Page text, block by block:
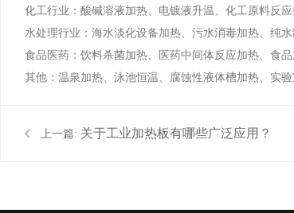
化工行业：酸碱溶液加热、电镀液升温、化工原料反应
水处理行业：海水淡化设备加热、污水消毒加热、纯水
食品医药：饮料杀菌加热、医药中间体反应加热、食品
其他：温泉加热、泳池恒温、腐蚀性液体槽加热、实验
上一篇: 关于工业加热板有哪些广泛应用？